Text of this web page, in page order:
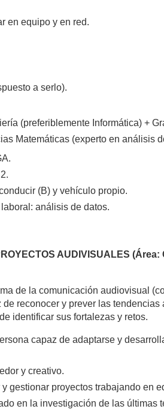
en equipo y en red.
a serlo).
(preferiblemente Informática) +
Matemáticas (experto en análisis
(B) y vehículo propio.
análisis de datos.
AUDIVISUALES
de la comunicación audiovisual
de reconocer y prever las
identificar sus fortalezas y retos.
capaz de adaptarse y
y creativo.
gestionar proyectos trabajando en
en la investigación de las últimas